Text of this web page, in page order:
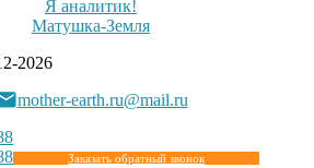
Я аналитик!
Матушка-Земля
2026
mother-earth.ru@mail.ru
Заказать обратный звонок